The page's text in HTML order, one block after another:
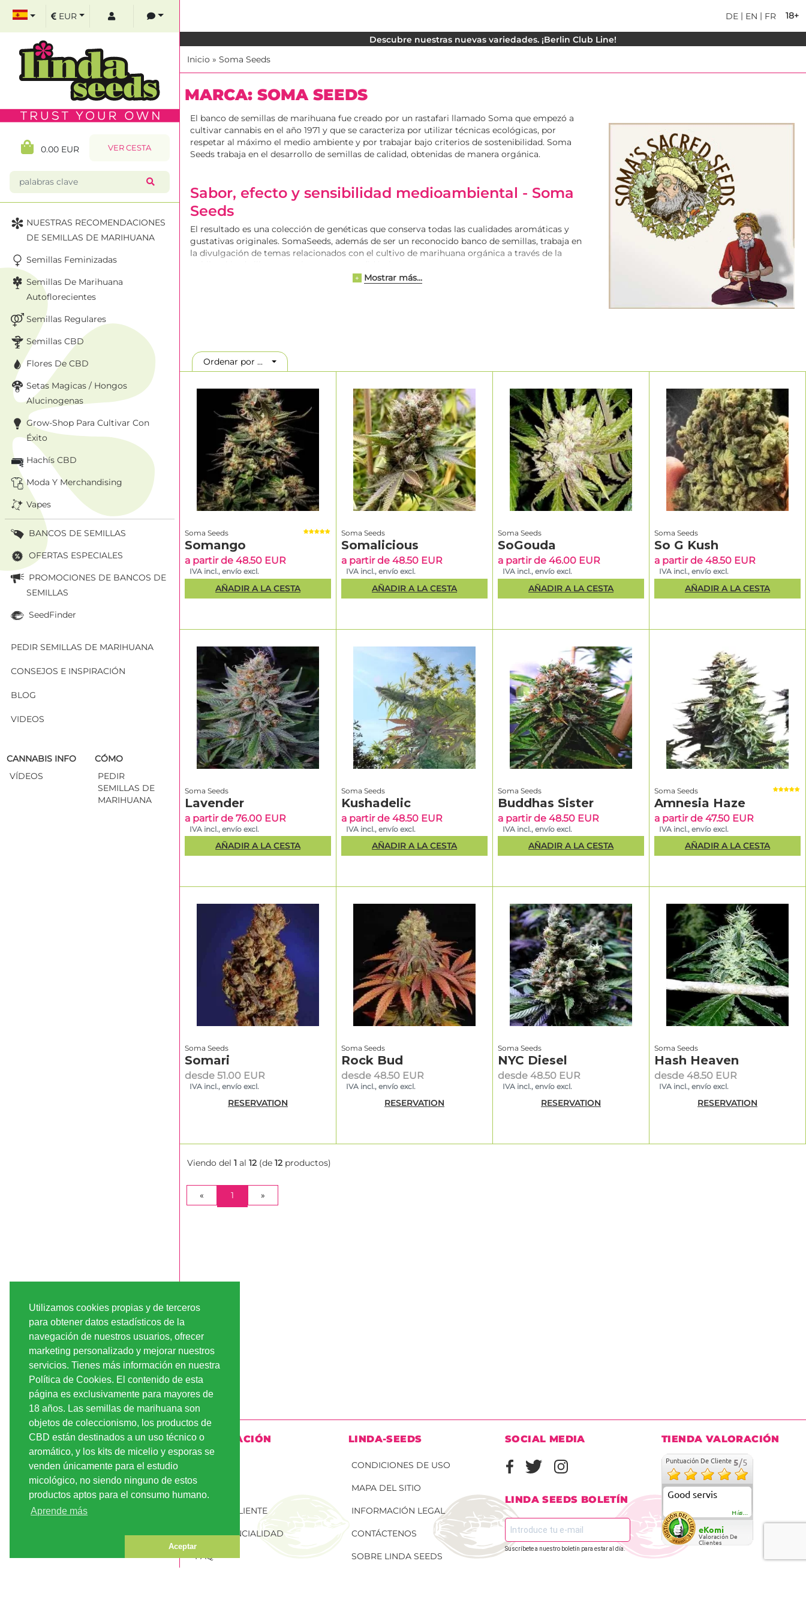
Utilizamos cookies propias y de terceros
para obtener datos estadísticos de la
navegación de nuestros usuarios, ofrecer
marketing personalizado y mejorar nuestros
servicios. Tienes más información en nuestra
Política de Cookies. El contenido de esta
página es exclusivamente para mayores de
18 años. Las semillas de marihuana son
objetos de coleccionismo, los productos de
CBD están destinados a un uso técnico o
aromático, y los kits de micelio y esporas se
venden únicamente para el estudio
micológico, no siendo ninguno de estos
productos aptos para el consumo humano.
Aprende más
Aceptar
18+
DE | EN | FR
Descubre nuestras nuevas variedades. ¡Berlin Club Line!
Inicio » Soma Seeds
MARCA: SOMA SEEDS
El banco de semillas de marihuana fue creado por un rastafari llamado Soma que empezó a
cultivar cannabis en el año 1971 y que se caracteriza por utilizar técnicas ecológicas, por
respetar al máximo el medio ambiente y por trabajar bajo criterios de sostenibilidad. Soma
Seeds trabaja en el desarrollo de semillas de calidad, obtenidas de manera orgánica.
Sabor, efecto y sensibilidad medioambiental - Soma
Seeds
El resultado es una colección de genéticas que conserva todas las cualidades aromáticas y
gustativas originales. SomaSeeds, además de ser un reconocido banco de semillas, trabaja en
la divulgación de temas relacionados con el cultivo de marihuana orgánica a través de la
+ Mostrar más...
Ordenar por ...
Soma Seeds
Somango
a partir de 48.50 EUR
IVA incl., envío excl.
AÑADIR A LA CESTA
Soma Seeds
Somalicious
a partir de 48.50 EUR
IVA incl., envío excl.
AÑADIR A LA CESTA
Soma Seeds
SoGouda
a partir de 46.00 EUR
IVA incl., envío excl.
AÑADIR A LA CESTA
Soma Seeds
So G Kush
a partir de 48.50 EUR
IVA incl., envío excl.
AÑADIR A LA CESTA
Soma Seeds
Lavender
a partir de 76.00 EUR
IVA incl., envío excl.
AÑADIR A LA CESTA
Soma Seeds
Kushadelic
a partir de 48.50 EUR
IVA incl., envío excl.
AÑADIR A LA CESTA
Soma Seeds
Buddhas Sister
a partir de 48.50 EUR
IVA incl., envío excl.
AÑADIR A LA CESTA
Soma Seeds
Amnesia Haze
a partir de 47.50 EUR
IVA incl., envío excl.
AÑADIR A LA CESTA
Soma Seeds
Somari
desde 51.00 EUR
IVA incl., envío excl.
RESERVATION
Soma Seeds
Rock Bud
desde 48.50 EUR
IVA incl., envío excl.
RESERVATION
Soma Seeds
NYC Diesel
desde 48.50 EUR
IVA incl., envío excl.
RESERVATION
Soma Seeds
Hash Heaven
desde 48.50 EUR
IVA incl., envío excl.
RESERVATION
Viendo del 1 al 12 (de 12 productos)
« 1 (CURRENT)
»
INFORMACIÓN
CUENTA CLIENTE
CONFIDENCIALIDAD
FAQ
LINDA-SEEDS
CONDICIONES DE USO
MAPA DEL SITIO
INFORMACIÓN LEGAL
CONTÁCTENOS
SOBRE LINDA SEEDS
SOCIAL MEDIA
LINDA SEEDS BOLETÍN
Suscríbete a nuestro boletín para estar al día.
TIENDA VALORACIÓN
Puntuación De Cliente 5/5
Good servis
Más...
eKomi
Valoración De
Clientes
EUR
0.00 EUR VER CESTA
NUESTRAS RECOMENDACIONES
DE SEMILLAS DE MARIHUANA
Semillas Feminizadas
Semillas De Marihuana
Autoflorecientes
Semillas Regulares
Semillas CBD
Flores De CBD
Setas Magicas / Hongos
Alucinogenas
Grow-Shop Para Cultivar Con
Éxito
Hachís CBD
Moda Y Merchandising
Vapes
BANCOS DE SEMILLAS
OFERTAS ESPECIALES
PROMOCIONES DE BANCOS DE
SEMILLAS
SeedFinder
PEDIR SEMILLAS DE MARIHUANA
CONSEJOS E INSPIRACIÓN
BLOG
VIDEOS
CANNABIS INFO
VÍDEOS
CÓMO
PEDIR
SEMILLAS DE
MARIHUANA